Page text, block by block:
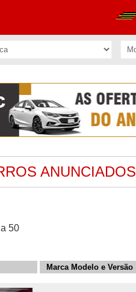
ANUNCIADOS
50
Marca Modelo e Versão